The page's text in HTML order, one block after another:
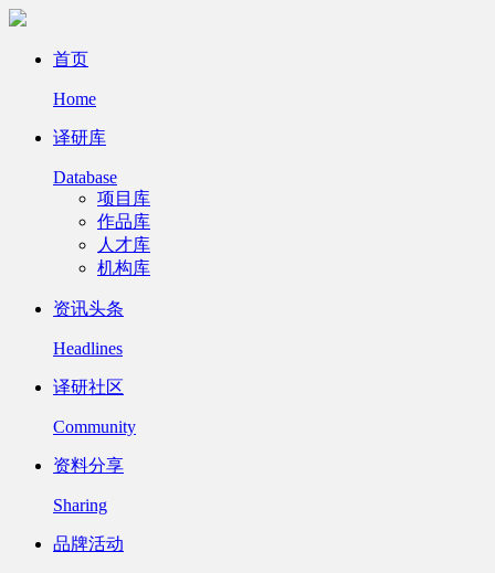
首页
Home
译研库
Database
项目库
作品库
人才库
机构库
资讯头条
Headlines
译研社区
Community
资料分享
Sharing
品牌活动